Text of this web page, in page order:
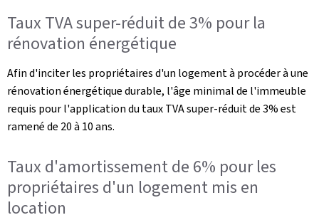
Taux TVA super-réduit de 3% pour la
rénovation énergétique
Afin d'inciter les propriétaires d'un logement à procéder à une
rénovation énergétique durable, l'âge minimal de l'immeuble
requis pour l'application du taux TVA super-réduit de 3% est
ramené de 20 à 10 ans.
Taux d'amortissement de 6% pour les
propriétaires d'un logement mis en
location